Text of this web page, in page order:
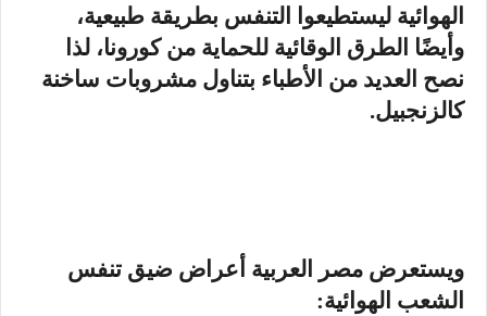
الهوائية ليستطيعوا التنفس بطريقة طبيعية،
وأيضًا الطرق الوقائية للحماية من كورونا، لذا
نصح العديد من الأطباء بتناول مشروبات ساخنة
كالزنجبيل.
ويستعرض مصر العربية أعراض ضيق تنفس
الشعب الهوائية: